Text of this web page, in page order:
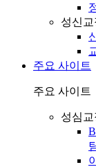
성신교
주요 사이트
주요 사이트
성심교